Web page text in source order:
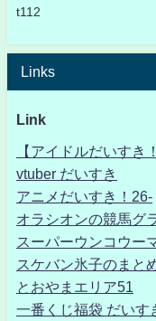
t112
Links
Link
【アイドルだいすき
vtuber だいすき
アニメだいすき！26-
オラシオンの競馬グ
スーパーウンコウー
スケバン氷子のまと
とおやまエリア51
一番くじ福袋 だいす